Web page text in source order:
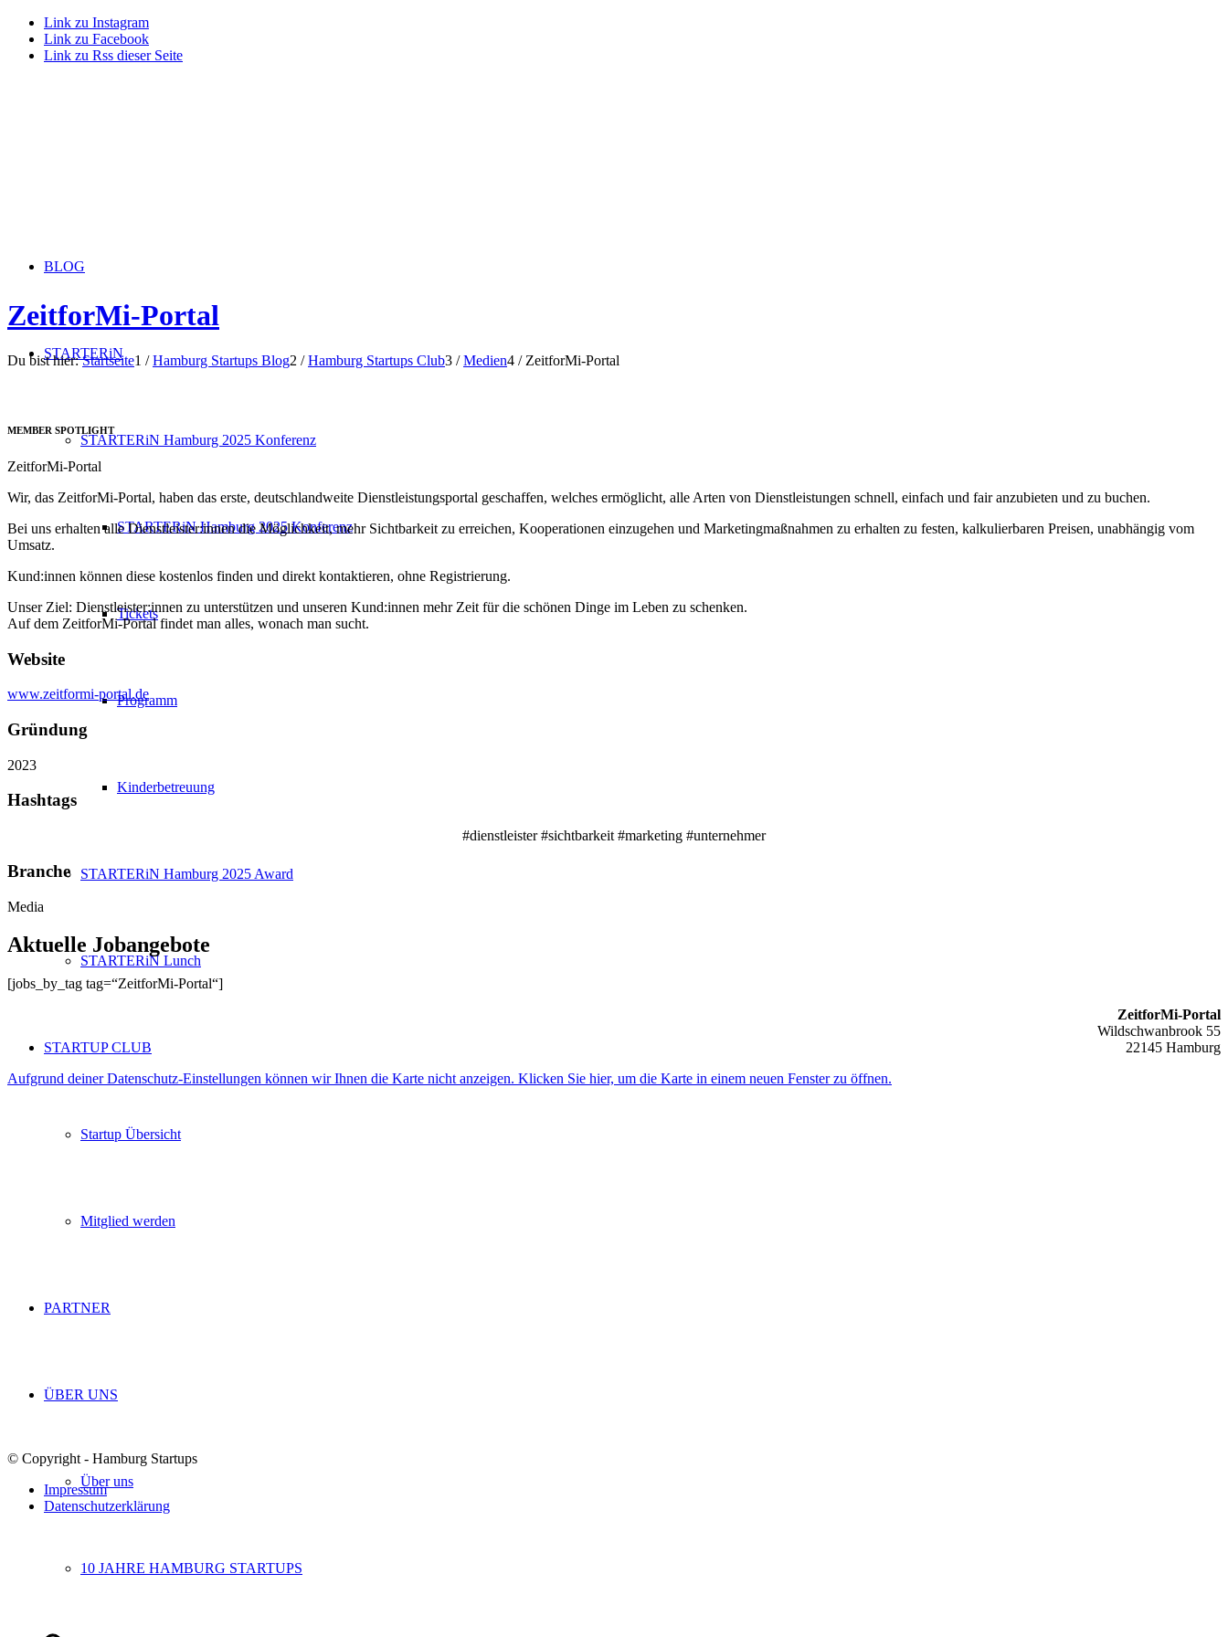
Link zu Instagram
Link zu Facebook
Link zu Rss dieser Seite
BLOG
STARTERiN
STARTERiN Hamburg 2025 Konferenz
STARTERiN Hamburg 2025 Konferenz
Tickets
Programm
Kinderbetreuung
STARTERiN Hamburg 2025 Award
STARTERiN Lunch
STARTUP CLUB
Startup Übersicht
Mitglied werden
PARTNER
ÜBER UNS
Über uns
10 JAHRE HAMBURG STARTUPS
ZeitforMi-Portal
Du bist hier: Startseite1 / Hamburg Startups Blog2 / Hamburg Startups Club3 / Medien4 / ZeitforMi-Portal
MEMBER SPOTLIGHT
ZeitforMi-Portal
Wir, das ZeitforMi-Portal, haben das erste, deutschlandweite Dienstleistungsportal geschaffen, welches ermöglicht, alle Arten von Dienstleistungen schnell, einfach und fair anzubieten und zu buchen.
Bei uns erhalten alle Dienstleister:innen die Möglichkeit, mehr Sichtbarkeit zu erreichen, Kooperationen einzugehen und Marketingmaßnahmen zu erhalten zu festen, kalkulierbaren Preisen, unabhängig vom
Umsatz.
Kund:innen können diese kostenlos finden und direkt kontaktieren, ohne Registrierung.
Unser Ziel: Dienstleister:innen zu unterstützen und unseren Kund:innen mehr Zeit für die schönen Dinge im Leben zu schenken.
Auf dem ZeitforMi-Portal findet man alles, wonach man sucht.
Website
www.zeitformi-portal.de
Gründung
2023
Hashtags
#dienstleister #sichtbarkeit #marketing #unternehmer
Branche
Media
Aktuelle Jobangebote
[jobs_by_tag tag=“ZeitforMi-Portal“]
ZeitforMi-Portal
Wildschwanbrook 55
22145 Hamburg
Aufgrund deiner Datenschutz-Einstellungen können wir Ihnen die Karte nicht anzeigen. Klicken Sie hier, um die Karte in einem neuen Fenster zu öffnen.
© Copyright - Hamburg Startups
Impressum
Datenschutzerklärung